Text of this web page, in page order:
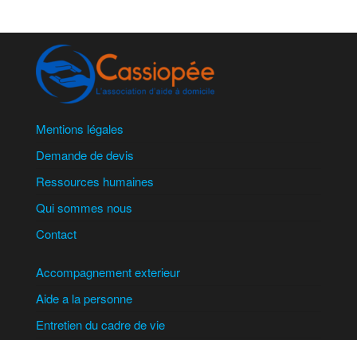
Mentions légales
Demande de devis
Ressources humaines
Qui sommes nous
Contact
Accompagnement exterieur
Aide a la personne
Entretien du cadre de vie